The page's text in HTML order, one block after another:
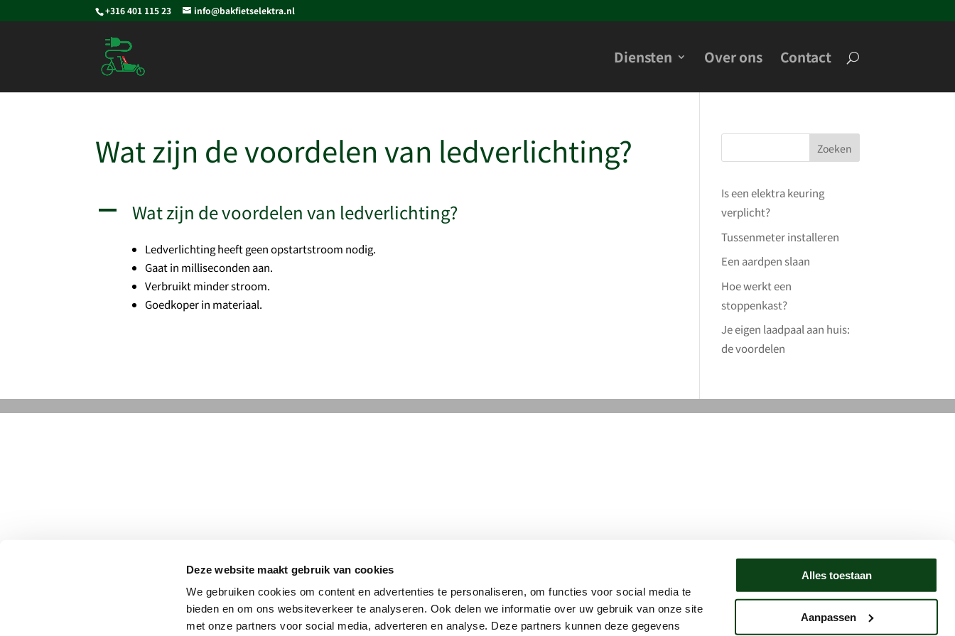
Deze website maakt gebruik van cookies
We gebruiken cookies om content en advertenties te personaliseren, om functies voor social media te
bieden en om ons websiteverkeer te analyseren. Ook delen we informatie over uw gebruik van onze site
met onze partners voor social media, adverteren en analyse. Deze partners kunnen deze gegevens
Alles toestaan
Aanpassen
+316 401 115 23 info@bakfietselektra.nl
Diensten Over ons Contact
Wat zijn de voordelen van ledverlichting?
A Wat zijn de voordelen van ledverlichting?
Ledverlichting heeft geen opstartstroom nodig.
Gaat in milliseconden aan.
Verbruikt minder stroom.
Goedkoper in materiaal.
Zoeken
Is een elektra keuring
verplicht?
Tussenmeter installeren
Een aardpen slaan
Hoe werkt een
stoppenkast?
Je eigen laadpaal aan huis:
de voordelen